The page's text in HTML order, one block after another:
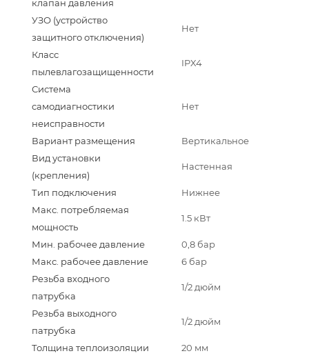
клапан давления
УЗО (устройство
защитного отключения)
Нет
Класс
пылевлагозащищенности
IPX4
Система
самодиагностики
неисправности
Нет
Вариант размещения
Вертикальное
Вид установки
(крепления)
Настенная
Тип подключения
Нижнее
Макс. потребляемая
мощность
1.5 кВт
Мин. рабочее давление
0,8 бар
Макс. рабочее давление
6 бар
Резьба входного
патрубка
1/2 дюйм
Резьба выходного
патрубка
1/2 дюйм
Толщина теплоизоляции
20 мм